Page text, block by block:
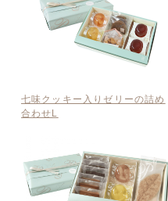
七味クッキー入りゼリーの詰め
合わせL